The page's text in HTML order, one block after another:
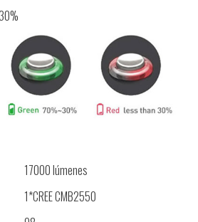
17000 lúmenes
1*CREE CMB2550